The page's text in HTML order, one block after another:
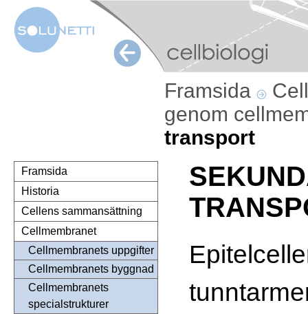
Framsida
genom
transport
Framsida
Historia
Cellens sammansättning
Cellmembranet
Cellmembranets uppgifter
Cellmembranets byggnad
Cellmembranets
specialstrukturer